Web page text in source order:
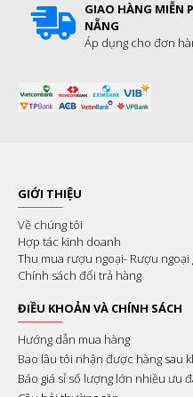
GIAO HÀNG MIỄN
NẴNG
Áp dụng cho đơn
GIỚI THIỆU
Về chúng tôi
Hợp tác kinh doanh
Thu mua rượu ngoại- Rượu ngoại
Chính sách đổi trả hàng
ĐIỀU KHOẢN VÀ CHÍNH SÁCH
Hướng dẫn mua hàng
Bao lâu tôi nhận được hàng sau
Báo giá sỉ số lượng lớn nhiều ưu